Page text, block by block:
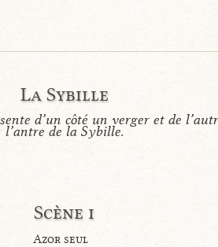
La Sybille
d’un côté un verger et de
l’antre de la Sybille.
Scène i
Azor seul